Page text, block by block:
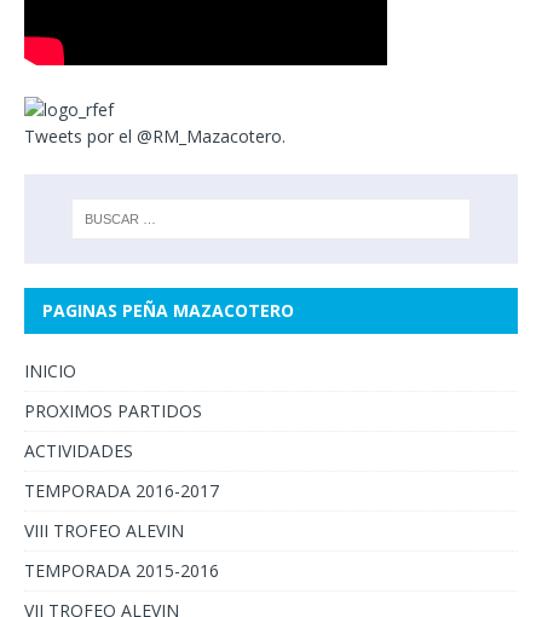
Tweets por el @RM_Mazacotero.
PAGINAS PEÑA MAZACOTERO
INICIO
PROXIMOS PARTIDOS
ACTIVIDADES
TEMPORADA 2016-2017
VIII TROFEO ALEVIN
TEMPORADA 2015-2016
VII TROFEO ALEVIN